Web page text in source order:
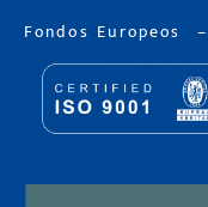
Fondos Europeos